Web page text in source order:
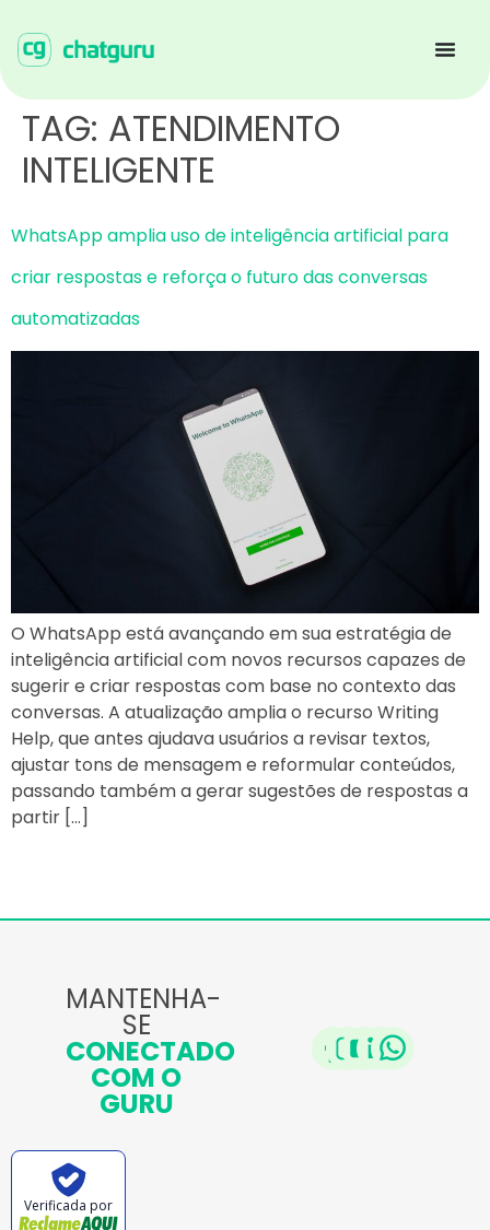
TAG: ATENDIMENTO
INTELIGENTE
WhatsApp amplia uso de inteligência artificial para
criar respostas e reforça o futuro das conversas
automatizadas
O WhatsApp está avançando em sua estratégia de
inteligência artificial com novos recursos capazes de
sugerir e criar respostas com base no contexto das
conversas. A atualização amplia o recurso Writing
Help, que antes ajudava usuários a revisar textos,
ajustar tons de mensagem e reformular conteúdos,
passando também a gerar sugestões de respostas a
partir […]
MANTENHA-
SE
CONECTADO
COM O
GURU
Verificada por